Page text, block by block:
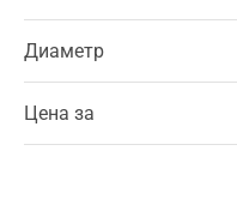
Диаметр
Цена за